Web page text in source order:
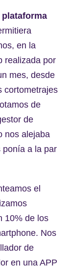
plataforma
en la
realizada por
mes, desde
cortometrajes
de
de
nos alejaba
ponía a la par
el
10% de los
Nos
de
en una APP